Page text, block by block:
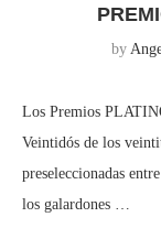
by
Los Premios
Veintidós de los
preseleccionadas
los galardones …